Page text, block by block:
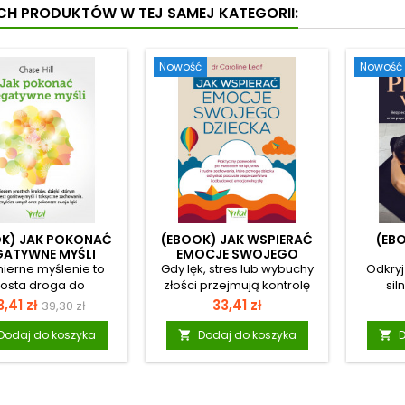
PRODUKTÓW W TEJ SAMEJ KATEGORII:
JAK POKONAĆ
MYŚLI
myślenie to
droga do
stanów
a nawet depresji.
pozbyć się
myśli, aby
poczucie własnej
zł Cena
podstawowa
39,30 zł
do koszyka
Nowość
(EBOOK) JAK WSPIERAĆ
EMOCJE SWOJEGO
DZIECKA
Gdy lęk, stres lub wybuchy
złości przejmują kontrolę
nad codziennością twojego
dziecka, łatwo poczuć
bezradność i zwątpienie.
Zrozum, co naprawdę
dzieje się w dziecięcym
Cena
33,41 zł
 Dodaj do koszyka
Nowość
ci
